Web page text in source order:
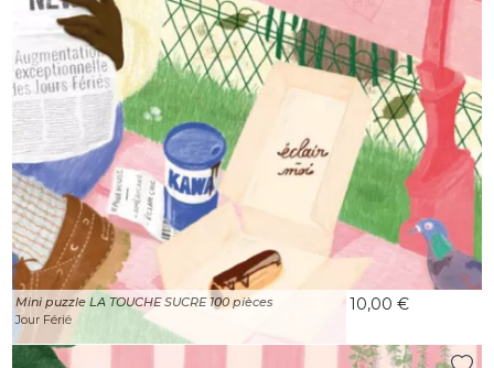
Mini puzzle LA TOUCHE SUCRE 100 pièces
Jour Férié
10,00 €